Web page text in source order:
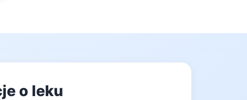
o leku